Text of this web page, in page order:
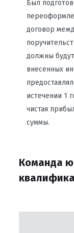
Был
договор
должны
внесенных
истечении 1
чистая
суммы.
Команда